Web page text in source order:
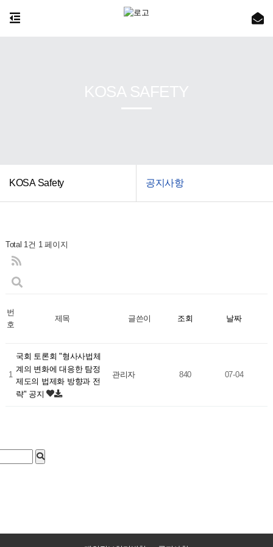
KOSA Safety 공지사항
Total 1건 1 페이지
번
호
제목 글쓴이 조회 날짜
1
국회 토론회 "형사사법체
계의 변화에 대응한 탐정
제도의 법제화 방향과 전
략" 공지
관리자 840 07-04